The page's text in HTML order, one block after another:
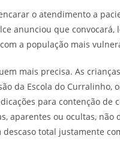
o atendimento a
anunciou que
a população mais
mais precisa. As
da Escola do
para contenção
aparentes ou ocultas,
total justamente